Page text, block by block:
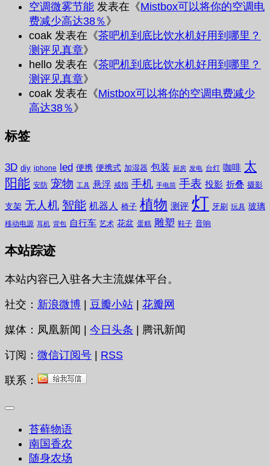
空调微雾节能 发表在《Mistbox可以将你的空调电
费减少高达38％ 》
coak 发表在《茶吧机到底比饮水机好用到哪里？
测评见真章》
hello 发表在《茶吧机到底比饮水机好用到哪里？
测评见真章》
coak 发表在《Mistbox可以将你的空调电费减少
高达38％ 》
标签
3D diy iphone led 便携 便携式 加湿器 包装 厨房 发电 台灯 咖啡 太
阳能 安防 宠物 工具 悬浮 戒指 手机 手电筒 手表 投影 折叠 摄影
支架 无人机 智能 机器人 椅子 植物 测评 灯 牙刷 玩具 玻璃
移动电源 耳机 背包 自行车 艺术 花盆 蛋糕 雕塑 鞋子 音响
本站踪迹
本站内容已入驻各大主流媒体平台。
社交： 新浪微博 | 豆瓣小站 | 花瓣网
媒体：凤凰新闻 | 今日头条 | 腾讯新闻
订阅： 微信订阅号 RSS
联系：
苔藓物语
南国香农
随身农场